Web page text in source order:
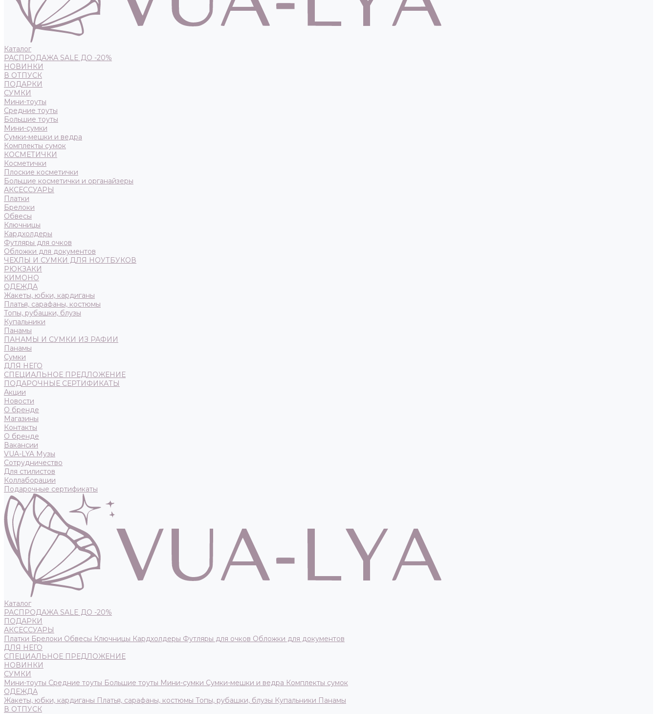
Каталог
РАСПРОДАЖА SALE ДО -20%
НОВИНКИ
В ОТПУСК
ПОДАРКИ
СУМКИ
Мини-тоуты
Средние тоуты
Большие тоуты
Мини-сумки
Сумки-мешки и ведра
Комплекты сумок
КОСМЕТИЧКИ
Косметички
Плоские косметички
Большие косметички и органайзеры
АКСЕССУАРЫ
Платки
Брелоки
Обвесы
Ключницы
Кардхолдеры
Футляры для очков
Обложки для документов
ЧЕХЛЫ И СУМКИ ДЛЯ НОУТБУКОВ
РЮКЗАКИ
КИМОНО
ОДЕЖДА
Жакеты, юбки, кардиганы
Платья, сарафаны, костюмы
Топы, рубашки, блузы
Купальники
Панамы
ПАНАМЫ И СУМКИ ИЗ РАФИИ
Панамы
Сумки
ДЛЯ НЕГО
СПЕЦИАЛЬНОЕ ПРЕДЛОЖЕНИЕ
ПОДАРОЧНЫЕ СЕРТИФИКАТЫ
Акции
Новости
О бренде
Магазины
Контакты
О бренде
Вакансии
VUA-LYA Музы
Сотрудничество
Для стилистов
Коллаборации
Подарочные сертификаты
Каталог
РАСПРОДАЖА SALE ДО -20%
ПОДАРКИ
АКСЕССУАРЫ
Платки Брелоки Обвесы Ключницы Кардхолдеры Футляры для очков Обложки для документов
ДЛЯ НЕГО
СПЕЦИАЛЬНОЕ ПРЕДЛОЖЕНИЕ
НОВИНКИ
СУМКИ
Мини-тоуты Средние тоуты Большие тоуты Мини-сумки Сумки-мешки и ведра Комплекты сумок
ОДЕЖДА
Жакеты, юбки, кардиганы Платья, сарафаны, костюмы Топы, рубашки, блузы Купальники Панамы
В ОТПУСК